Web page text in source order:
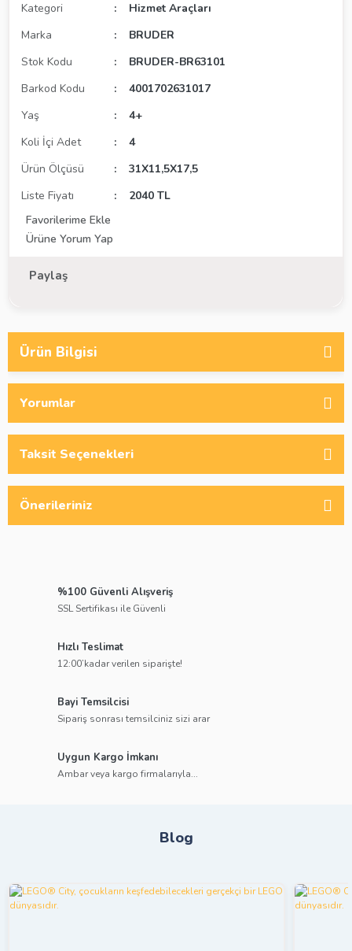
Kategori
Hizmet Araçları
Marka
BRUDER
Stok Kodu
BRUDER-BR63101
Barkod Kodu
4001702631017
Yaş
4+
Koli İçi Adet
4
Ürün Ölçüsü
31X11,5X17,5
Liste Fiyatı
2040 TL
Ürüne Yorum Yap
Paylaş
Ürün Bilgisi
Yorumlar
Taksit Seçenekleri
Önerileriniz
%100 Güvenli Alışveriş
SSL Sertifikası ile Güvenli
Hızlı Teslimat
12:00’kadar verilen siparişte!
Bayi Temsilcisi
Sipariş sonrası temsilciniz sizi arar
Uygun Kargo İmkanı
Ambar veya kargo firmalarıyla...
Blog